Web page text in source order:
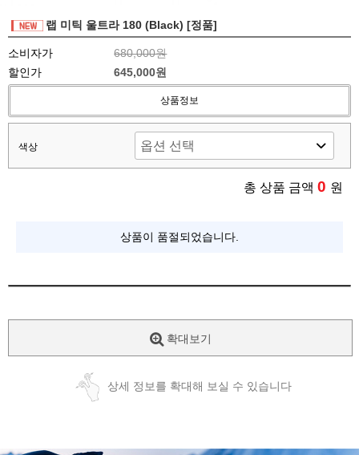
랩 미틱 울트라 180 (Black) [정품]
소비자가
680,000원
할인가
645,000원
상품정보
색상
총 상품 금액 0 원
상품이 품절되었습니다.
확대보기
상세 정보를 확대해 보실 수 있습니다